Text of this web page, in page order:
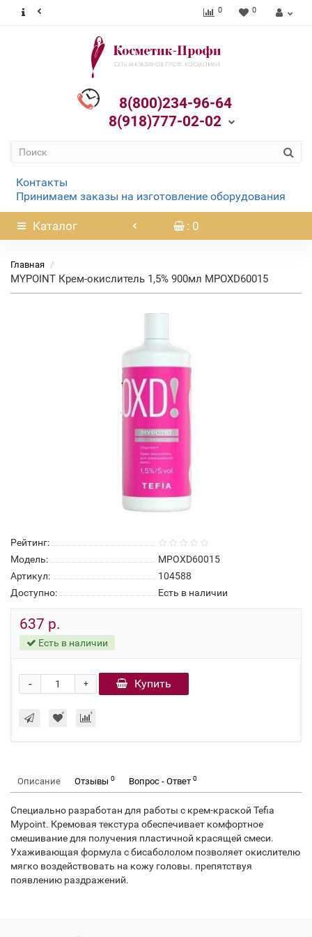
0 0
8(800)234-96-64
8(918)777-02-02
Контакты
Принимаем заказы на изготовление оборудования
Каталог : 0
Главная
MYPOINT Крем-окислитель 1,5% 900мл MPOXD60015
Рейтинг:
Модель:
MPOXD60015
Артикул:
104588
Доступно:
Есть в наличии
637 р.
Есть в наличии
+
- Купить
Описание Отзывы 0 Вопрос - Ответ 0
Специально разработан для работы с крем-краской Tefia
Mypoint. Кремовая текстура обеспечивает комфортное
смешивание для получения пластичной красящей смеси.
Ухаживающая формула с бисабололом позволяет окислителю
мягко воздействовать на кожу головы. препятствуя
появлению раздражений.